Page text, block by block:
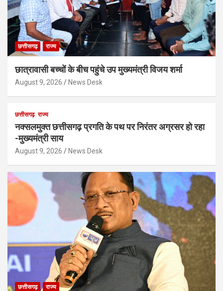
छत्तीसगढ़ राज्य
छात्रावासी बच्चों के बीच पहुंचे उप मुख्यमंत्री विजय शर्मा
August 9, 2026 News Desk
छत्तीसगढ़ राज्य
नक्सलमुक्त छत्तीसगढ़ प्रगति के पथ पर निरंतर अग्रसर हो रहा
-मुख्यमंत्री साय
August 9, 2026 News Desk
छत्तीसगढ़ राज्य